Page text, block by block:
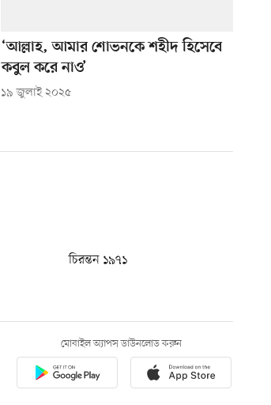
‘আল্লাহ, আমার শোভনকে শহীদ হিসেবে
কবুল করে নাও’
১৯ জুলাই ২০২৫
চিরন্তন ১৯৭১
মোবাইল অ্যাপস ডাউনলোড করুন